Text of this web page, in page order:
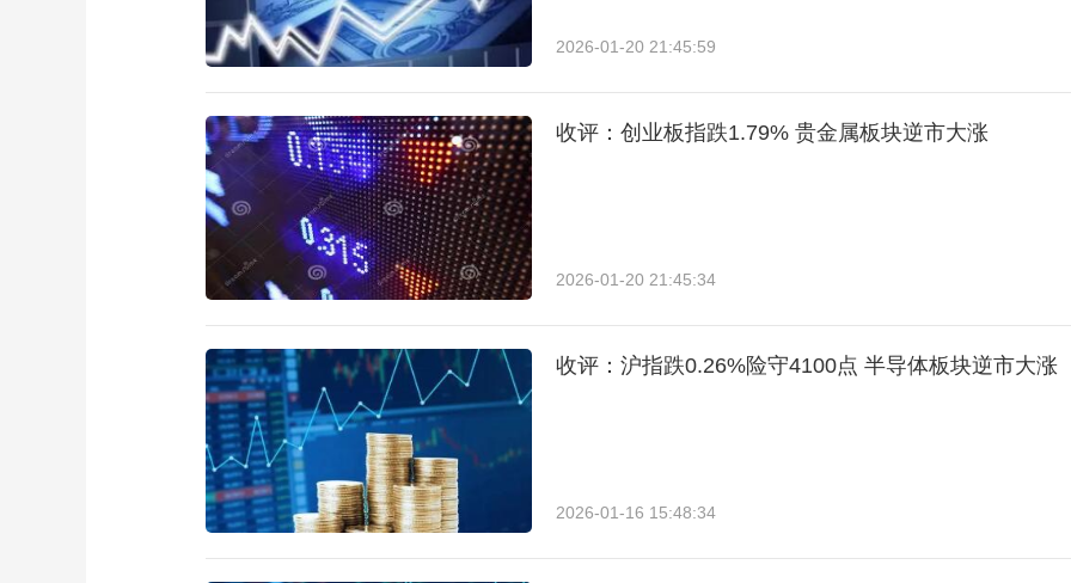
2026-01-20 21:45:59
收评：创业板指跌1.79% 贵金属板块逆市大涨
2026-01-20 21:45:34
收评：沪指跌0.26%险守4100点 半导体板块逆市大涨
2026-01-16 15:48:34